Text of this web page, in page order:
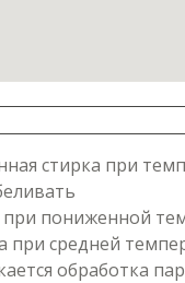
стирка при
при пониженной
при средней
обработка